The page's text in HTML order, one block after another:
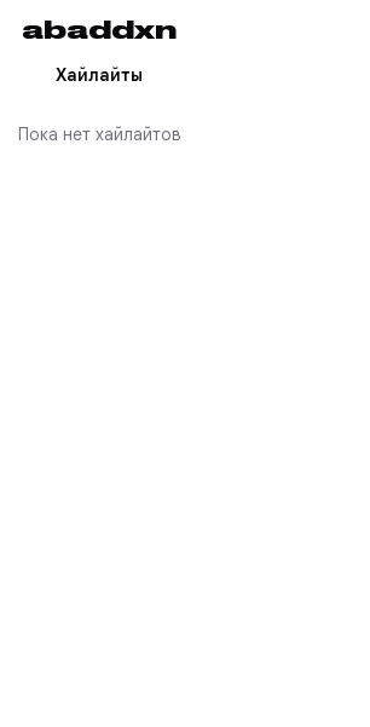
abaddxn
Хайлайты
Пока нет хайлайтов